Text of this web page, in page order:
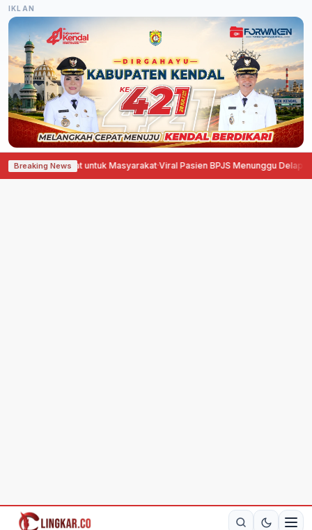
IKLAN
Breaking News
untuk Masyarakat·Viral Pasien BPJS Menunggu Delapan Jam